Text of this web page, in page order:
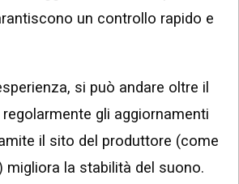
un controllo rapido e
si può andare oltre il
gli aggiornamenti
il sito del produttore (come
migliora la stabilità del suono.